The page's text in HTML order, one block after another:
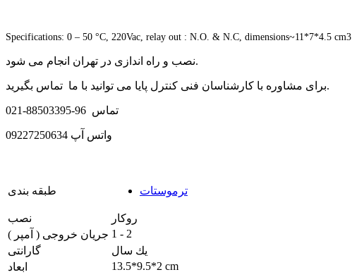
Specifications: 0 – 50 °C, 220Vac, relay out : N.O. & N.C, dimensions~11*7*4.5 cm3
نصب و راه اندازی در تهران انجام می شود.
برای مشاوره با کارشناسان فنی کنترل پایا می توانید با ما تماس بگیرید.
09227250634 واتس آپ
طبقه بندی ترموستات
نصب
روکار
جریان خروجی ( آمپر ) 1 - 2
گارانتی
يك سال
ابعاد
13.5*9.5*2 cm